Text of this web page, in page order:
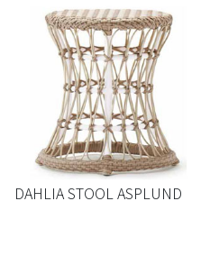
DAHLIA STOOL ASPLUND